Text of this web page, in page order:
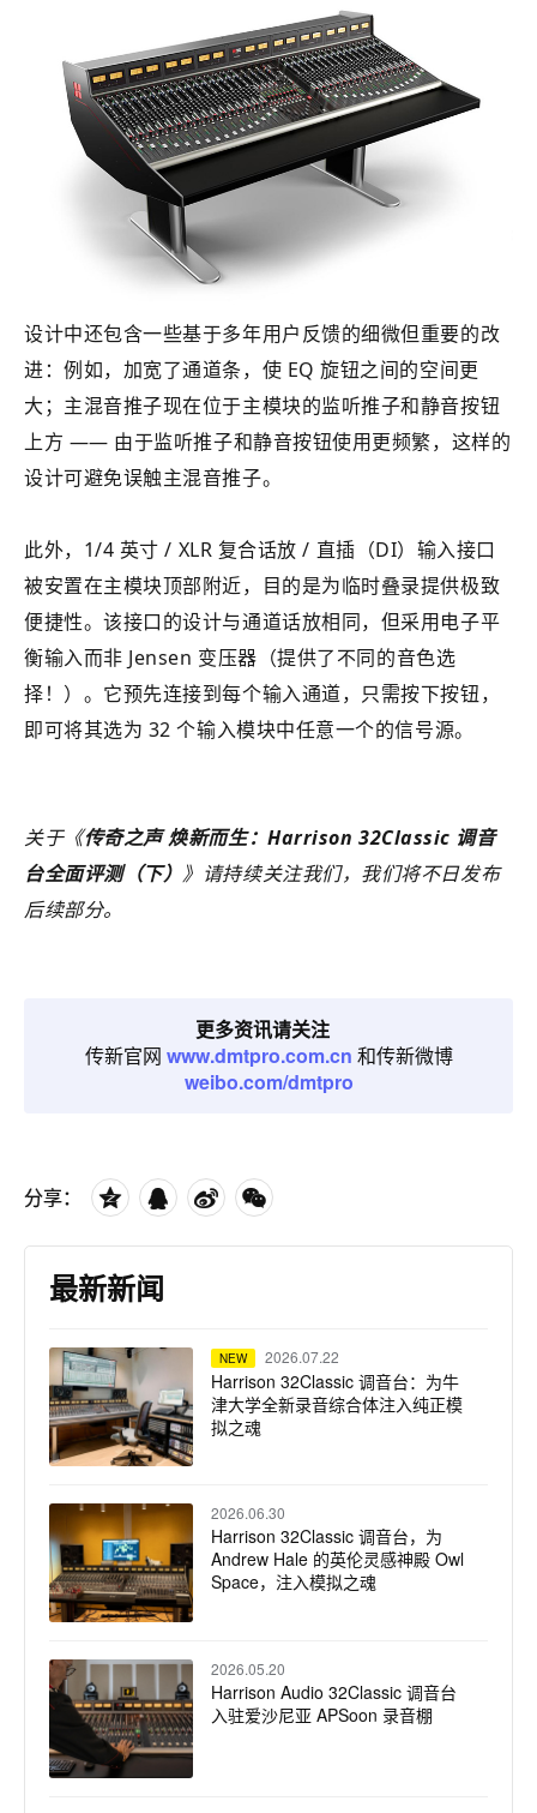
设计中还包含一些基于多年用户反馈的细微但重要的改
进：例如，加宽了通道条，使 EQ 旋钮之间的空间更
大；主混音推子现在位于主模块的监听推子和静音按钮
上方 —— 由于监听推子和静音按钮使用更频繁，这样的
设计可避免误触主混音推子。
此外，1/4 英寸 / XLR 复合话放 / 直插（DI）输入接口
被安置在主模块顶部附近，目的是为临时叠录提供极致
便捷性。该接口的设计与通道话放相同，但采用电子平
衡输入而非 Jensen 变压器（提供了不同的音色选
择！）。它预先连接到每个输入通道，只需按下按钮，
即可将其选为 32 个输入模块中任意一个的信号源。
关于《传奇之声 焕新而生：Harrison 32Classic 调音
台全面评测（下） 》请持续关注我们，我们将不日发布
后续部分。
更多资讯请关注
传新官网 www.dmtpro.com.cn 和传新微博
weibo.com/dmtpro
分享：
最新新闻
NEW 2026.07.22
Harrison 32Classic 调音台：为牛
津大学全新录音综合体注入纯正模
拟之魂
2026.06.30
Harrison 32Classic 调音台，为
Andrew Hale 的英伦灵感神殿 Owl
Space，注入模拟之魂
2026.05.20
Harrison Audio 32Classic 调音台
入驻爱沙尼亚 APSoon 录音棚